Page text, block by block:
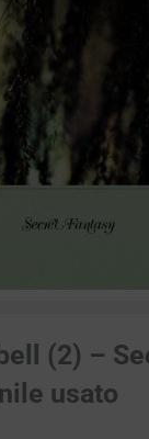
(2) –
usato